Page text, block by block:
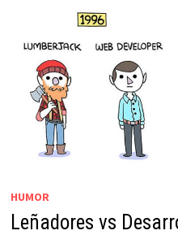
HUMOR
Leñadores vs